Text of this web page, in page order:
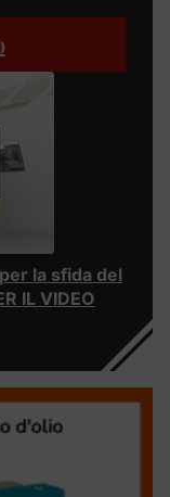
la sfida del
IL VIDEO